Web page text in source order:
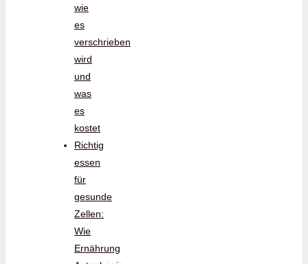
wie
es
verschrieben
wird
und
was
es
kostet
Richtig
essen
für
gesunde
Zellen:
Wie
Ernährung